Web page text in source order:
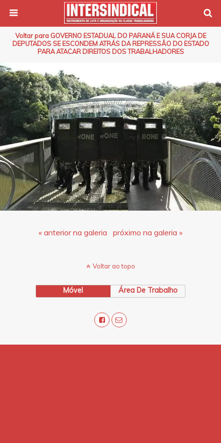
Voltar para GOVERNO ESTADUAL DO PARANÁ E SUA CORJA DE
DEPUTADOS SE ESCONDEM ATRÁS DA REPRESSÃO DO ESTADO
PARA ATACAR DIREITOS DOS TRABALHADORES
« anterior na galeria próximo na galeria »
Voltar ao topo
Móvel Área De Trabalho